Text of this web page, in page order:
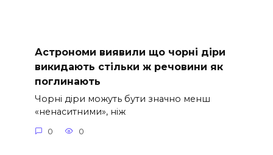
Астрономи виявили що чорні діри
викидають стільки ж речовини як
поглинають
Чорні діри можуть бути значно менш
«ненаситними», ніж
0 0